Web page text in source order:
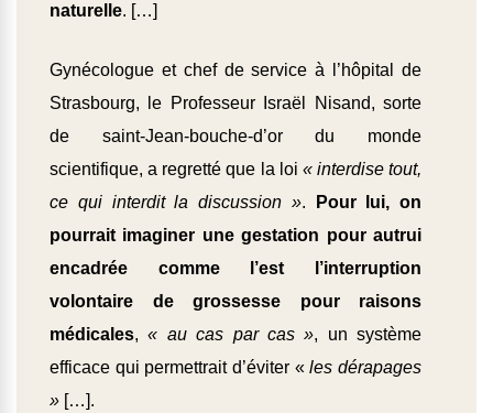
naturelle. […]
Gynécologue et chef de service à l’hôpital de
Strasbourg, le Professeur Israël Nisand, sorte
de saint-Jean-bouche-d’or du monde
scientifique, a regretté que la loi « interdise tout,
ce qui interdit la discussion ».
Pour lui, on
pourrait imaginer une gestation pour autrui
encadrée comme l’est l’interruption
volontaire de grossesse pour raisons
médicales,« au cas par cas », un système
efficace qui permettrait d’éviter «les dérapages
» […].